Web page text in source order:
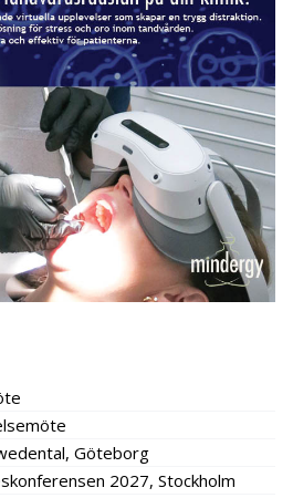
Göteborg
2027, Stockholm